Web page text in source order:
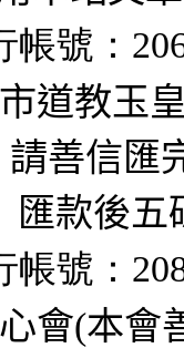
帳號：
道教玉
善信匯
匯款後五
帳號：
會(本會